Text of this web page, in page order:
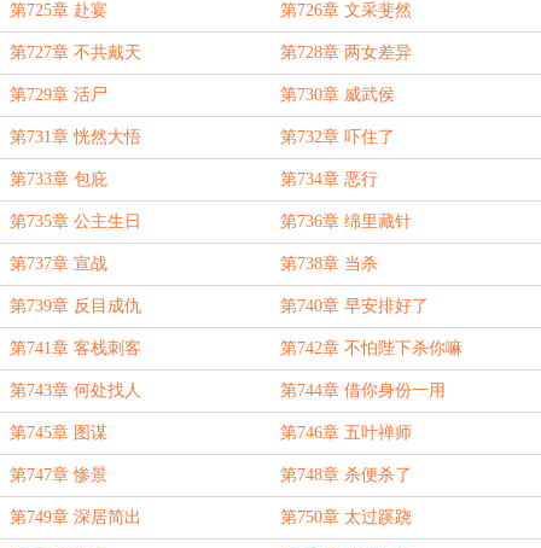
第725章 赴宴 第726章 文采斐然
第727章 不共戴天 第728章 两女差异
第729章 活尸 第730章 威武侯
第731章 恍然大悟 第732章 吓住了
第733章 包庇 第734章 恶行
第735章 公主生日 第736章 绵里藏针
第737章 宣战 第738章 当杀
第739章 反目成仇 第740章 早安排好了
第741章 客栈刺客 第742章 不怕陛下杀你嘛
第743章 何处找人 第744章 借你身份一用
第745章 图谋 第746章 五叶禅师
第747章 惨景 第748章 杀便杀了
第749章 深居简出 第750章 太过蹊跷